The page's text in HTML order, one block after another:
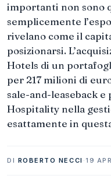
importanti non sono
semplicemente
rivelano come il
posizionarsi.
Hotels di un
per 217 milioni di
sale-and-leaseback
Hospitality nella
esattamente in
DI ROBERTO NECCI · 19